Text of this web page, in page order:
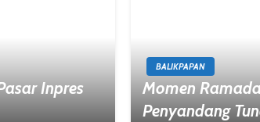
Inpres
BALIKPAPAN
Momen
Penyandang